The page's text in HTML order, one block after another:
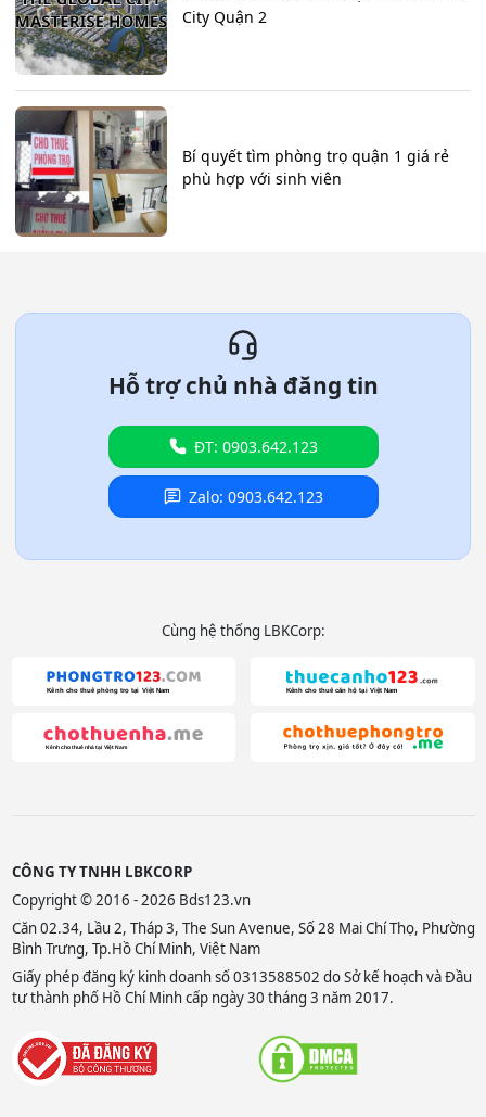
City Quận 2
Bí quyết tìm phòng trọ quận 1 giá rẻ
phù hợp với sinh viên
Hỗ trợ chủ nhà đăng tin
ĐT: 0903.642.123
Zalo: 0903.642.123
Cùng hệ thống LBKCorp:
CÔNG TY TNHH LBKCORP
Copyright © 2016 - 2026 Bds123.vn
Căn 02.34, Lầu 2, Tháp 3, The Sun Avenue, Số 28 Mai Chí Thọ, Phường
Bình Trưng, Tp.Hồ Chí Minh, Việt Nam
Giấy phép đăng ký kinh doanh số 0313588502 do Sở kế hoạch và Đầu
tư thành phố Hồ Chí Minh cấp ngày 30 tháng 3 năm 2017.